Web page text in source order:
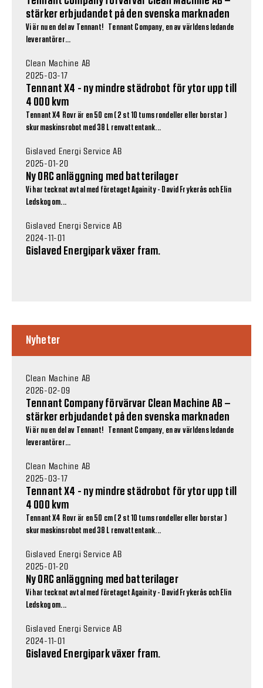
stärker erbjudandet på den svenska marknaden
Vi är nu en del av Tennant! Tennant Company, en av världens ledande
leverantörer...
Clean Machine AB
2025-03-17
Tennant X4 - ny mindre städrobot för ytor upp till
4 000 kvm
Tennant X4 Rovr är en 50 cm ( 2 st 10 tums rondeller eller borstar )
skurmaskinsrobot med 38 L renvattentank...
Gislaved Energi Service AB
2025-01-20
Ny ORC anläggning med batterilager
Vi har tecknat avtal med företaget Againity - David Frykerås och Elin
Ledskog om...
Gislaved Energi Service AB
2024-11-01
Gislaved Energipark växer fram.
Nyheter
Clean Machine AB
2026-02-09
Tennant Company förvärvar Clean Machine AB –
stärker erbjudandet på den svenska marknaden
Vi är nu en del av Tennant! Tennant Company, en av världens ledande
leverantörer...
Clean Machine AB
2025-03-17
Tennant X4 - ny mindre städrobot för ytor upp till
4 000 kvm
Tennant X4 Rovr är en 50 cm ( 2 st 10 tums rondeller eller borstar )
skurmaskinsrobot med 38 L renvattentank...
Gislaved Energi Service AB
2025-01-20
Ny ORC anläggning med batterilager
Vi har tecknat avtal med företaget Againity - David Frykerås och Elin
Ledskog om...
Gislaved Energi Service AB
2024-11-01
Gislaved Energipark växer fram.